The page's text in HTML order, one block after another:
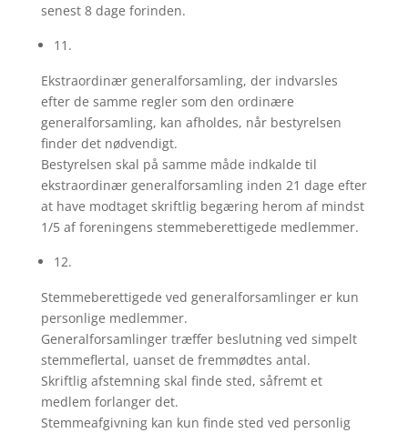
senest 8 dage forinden.
11.
Ekstraordinær generalforsamling, der indvarsles
efter de samme regler som den ordinære
generalforsamling, kan afholdes, når bestyrelsen
finder det nødvendigt.
Bestyrelsen skal på samme måde indkalde til
ekstraordinær generalforsamling inden 21 dage efter
at have modtaget skriftlig begæring herom af mindst
1/5 af foreningens stemmeberettigede medlemmer.
12.
Stemmeberettigede ved generalforsamlinger er kun
personlige medlemmer.
Generalforsamlinger træffer beslutning ved simpelt
stemmeflertal, uanset de fremmødtes antal.
Skriftlig afstemning skal finde sted, såfremt et
medlem forlanger det.
Stemmeafgivning kan kun finde sted ved personlig